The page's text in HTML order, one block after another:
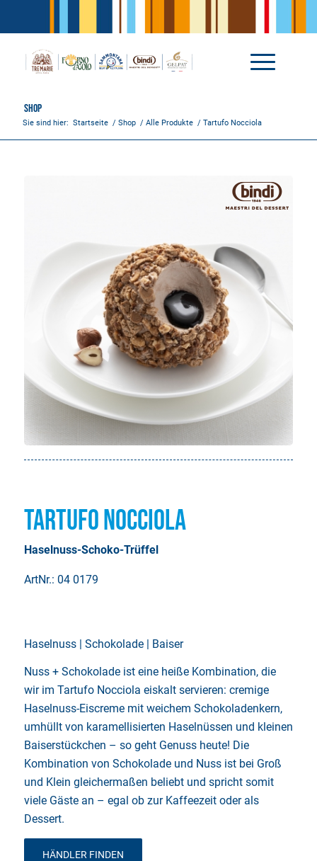
Shop
Sie sind hier: Startseite / Shop / Alle Produkte / Tartufo Nocciola
Tartufo Nocciola
Haselnuss-Schoko-Trüffel
ArtNr.: 04 0179
Haselnuss | Schokolade | Baiser
Nuss + Schokolade ist eine heiße Kombination, die
wir im Tartufo Nocciola eiskalt servieren: cremige
Haselnuss-Eiscreme mit weichem Schokoladenkern,
umhüllt von karamellisierten Haselnüssen und kleinen
Baiserstückchen – so geht Genuss heute! Die
Kombination von Schokolade und Nuss ist bei Groß
und Klein gleichermaßen beliebt und spricht somit
viele Gäste an – egal ob zur Kaffeezeit oder als
Dessert.
HÄNDLER FINDEN